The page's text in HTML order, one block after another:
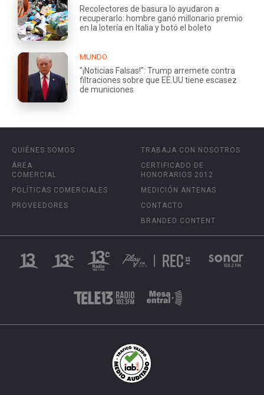
Recolectores de basura lo ayudaron a
recuperarlo: hombre ganó millonario premio
en la lotería en Italia y botó el boleto
MUNDO
"¡Noticias Falsas!": Trump arremete contra
filtraciones sobre que EE.UU tiene escasez
de municiones
QUIÉNES SOMOS
ÁREA
COMERCIAL
POLÍTICAS COMERCIALES
PROVEEDORES
TRABAJA CON NOSOTROS
CERTIFICADO DE
HONORARIOS 2012
MEDICIÓN ANTENAS
CONTACTO
BRANDED CONTENT